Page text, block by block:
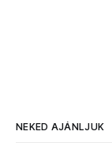
NEKED AJÁNLJUK